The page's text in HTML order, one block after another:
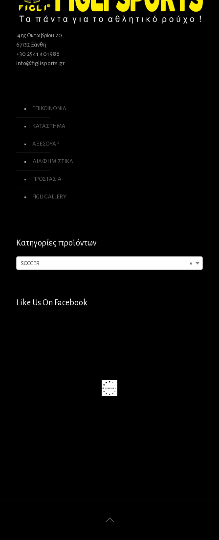
4ης Οκτωβρίου 20
67132 Ξάνθη
+30 2541 401986
info@figlisports.gr
ΕΠΙΚΟΙΝΩΝΙΑ
ΚΑΤΑΣΤΗΜΑ
ΑΞΕΣΟΥΑΡ
ΔΙΑΦΗΜΙΣΤΙΚΑ
ΠΡΟΣΤΑΣΙΑ
FIGLI GALLERY
Κατηγορίες προϊόντων
×
SOCCER
Like Us On Facebook